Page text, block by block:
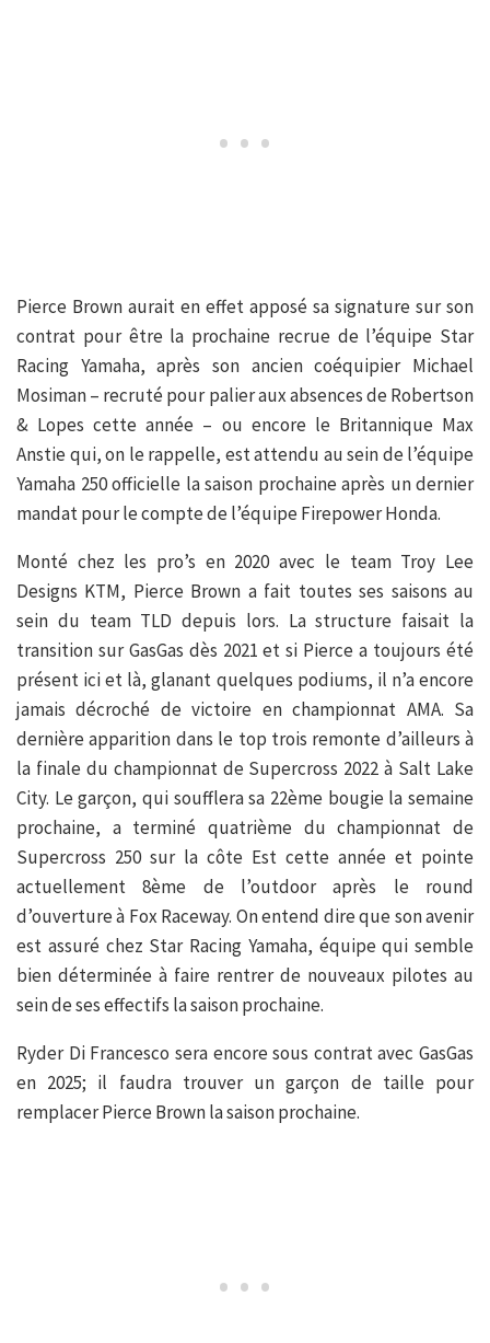
Pierce Brown aurait en effet apposé sa signature sur son
contrat pour être la prochaine recrue de l’équipe Star
Racing Yamaha, après son ancien coéquipier Michael
Mosiman – recruté pour palier aux absences de Robertson
& Lopes cette année – ou encore le Britannique Max
Anstie qui, on le rappelle, est attendu au sein de l’équipe
Yamaha 250 officielle la saison prochaine après un dernier
mandat pour le compte de l’équipe Firepower Honda.
Monté chez les pro’s en 2020 avec le team Troy Lee
Designs KTM, Pierce Brown a fait toutes ses saisons au
sein du team TLD depuis lors. La structure faisait la
transition sur GasGas dès 2021 et si Pierce a toujours été
présent ici et là, glanant quelques podiums, il n’a encore
jamais décroché de victoire en championnat AMA. Sa
dernière apparition dans le top trois remonte d’ailleurs à
la finale du championnat de Supercross 2022 à Salt Lake
City. Le garçon, qui soufflera sa 22ème bougie la semaine
prochaine, a terminé quatrième du championnat de
Supercross 250 sur la côte Est cette année et pointe
actuellement 8ème de l’outdoor après le round
d’ouverture à Fox Raceway. On entend dire que son avenir
est assuré chez Star Racing Yamaha, équipe qui semble
bien déterminée à faire rentrer de nouveaux pilotes au
sein de ses effectifs la saison prochaine.
Ryder Di Francesco sera encore sous contrat avec GasGas
en 2025; il faudra trouver un garçon de taille pour
remplacer Pierce Brown la saison prochaine.